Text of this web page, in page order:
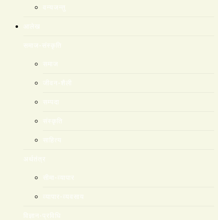
वन्यजन्तु
आलेख
समाज-संस्कृति
समाज
जीवन-शैली
सम्पदा
संस्कृति
साहित्य
अर्थतंत्र
सीमा-व्यापार
व्यापार-व्यवसाय
विज्ञान-प्रविधि